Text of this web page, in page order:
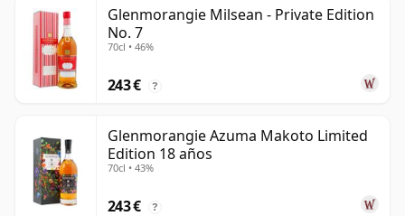
Glenmorangie Milsean - Private Edition
No. 7
70cl • 46%
243 € ?
Glenmorangie Azuma Makoto Limited
Edition 18 años
70cl • 43%
243 € ?